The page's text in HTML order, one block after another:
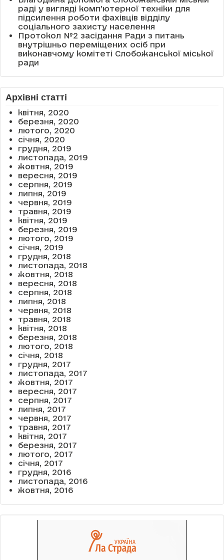
раді у вигляді комп’ютерної техніки для
підсилення роботи фахівців відділу
соціального захисту населення
Протокол №2 засідання Ради з питань
внутрішньо переміщених осіб при
виконавчому комітеті Слобожанської міської
ради
Архівні статті
квітня, 2020
березня, 2020
лютого, 2020
січня, 2020
грудня, 2019
листопада, 2019
жовтня, 2019
вересня, 2019
серпня, 2019
липня, 2019
червня, 2019
травня, 2019
квітня, 2019
березня, 2019
лютого, 2019
січня, 2019
грудня, 2018
листопада, 2018
жовтня, 2018
вересня, 2018
серпня, 2018
липня, 2018
червня, 2018
травня, 2018
квітня, 2018
березня, 2018
лютого, 2018
січня, 2018
грудня, 2017
листопада, 2017
жовтня, 2017
вересня, 2017
серпня, 2017
липня, 2017
червня, 2017
травня, 2017
квітня, 2017
березня, 2017
лютого, 2017
січня, 2017
грудня, 2016
листопада, 2016
жовтня, 2016